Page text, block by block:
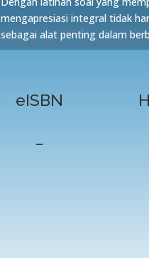
mengapresiasi integral tidak
sebagai alat penting dalam
eISBN
–